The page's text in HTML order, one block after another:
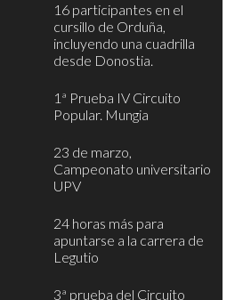
16 participantes en el
cursillo de Orduña,
incluyendo una cuadrilla
desde Donostia.
1ª Prueba IV Circuito
Popular. Mungia
23 de marzo,
Campeonato universitario
UPV
24 horas más para
apuntarse a la carrera de
Legutio
3ª prueba del Circuito